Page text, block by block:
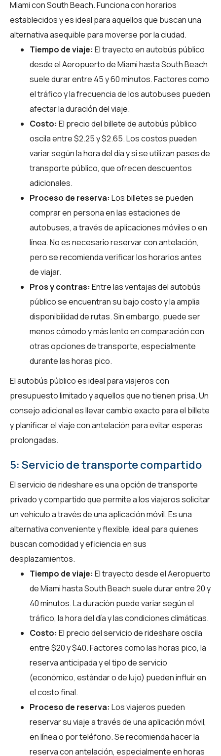
Miami con South Beach. Funciona con horarios
establecidos y es ideal para aquellos que buscan una
alternativa asequible para moverse por la ciudad.
Tiempo de viaje: El trayecto en autobús público
desde el Aeropuerto de Miami hasta South Beach
suele durar entre 45 y 60 minutos. Factores como
el tráfico y la frecuencia de los autobuses pueden
afectar la duración del viaje.
Costo: El precio del billete de autobús público
oscila entre $2.25 y $2.65. Los costos pueden
variar según la hora del día y si se utilizan pases de
transporte público, que ofrecen descuentos
adicionales.
Proceso de reserva: Los billetes se pueden
comprar en persona en las estaciones de
autobuses, a través de aplicaciones móviles o en
línea. No es necesario reservar con antelación,
pero se recomienda verificar los horarios antes
de viajar.
Pros y contras: Entre las ventajas del autobús
público se encuentran su bajo costo y la amplia
disponibilidad de rutas. Sin embargo, puede ser
menos cómodo y más lento en comparación con
otras opciones de transporte, especialmente
durante las horas pico.
El autobús público es ideal para viajeros con
presupuesto limitado y aquellos que no tienen prisa. Un
consejo adicional es llevar cambio exacto para el billete
y planificar el viaje con antelación para evitar esperas
prolongadas.
5: Servicio de transporte compartido
El servicio de rideshare es una opción de transporte
privado y compartido que permite a los viajeros solicitar
un vehículo a través de una aplicación móvil. Es una
alternativa conveniente y flexible, ideal para quienes
buscan comodidad y eficiencia en sus
desplazamientos.
Tiempo de viaje: El trayecto desde el Aeropuerto
de Miami hasta South Beach suele durar entre 20 y
40 minutos. La duración puede variar según el
tráfico, la hora del día y las condiciones climáticas.
Costo: El precio del servicio de rideshare oscila
entre $20 y $40. Factores como las horas pico, la
reserva anticipada y el tipo de servicio
(económico, estándar o de lujo) pueden influir en
el costo final.
Proceso de reserva: Los viajeros pueden
reservar su viaje a través de una aplicación móvil,
en línea o por teléfono. Se recomienda hacer la
reserva con antelación, especialmente en horas